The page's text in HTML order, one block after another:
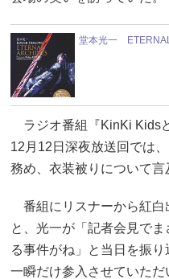
堂本光一
ラジオ番組『KinKi Kids
12月12日深夜放送回では
務め、衣装被りについて言
番組にリスナーから紅白
と、光一が「記者会見で
る事件がね」と当日を振
一瞬だけ参入させていた